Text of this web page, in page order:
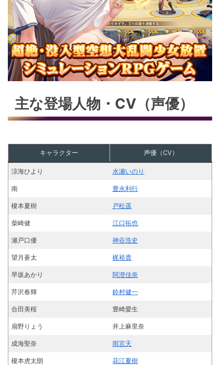
主な登場人物・CV（声優）
キャラクター 声優（CV）
涼海ひより 水瀬いのり
南 豊永利行
榎本夏樹 戸松遥
柴崎健 江口拓也
瀬戸口優 神谷浩史
望月蒼太 梶裕貴
早坂あかり 阿澄佳奈
芹沢春輝 鈴村健一
合田美桜 豊崎愛生
扇野りょう 井上麻里奈
成海聖奈 雨宮天
榎本虎太朗 花江夏樹